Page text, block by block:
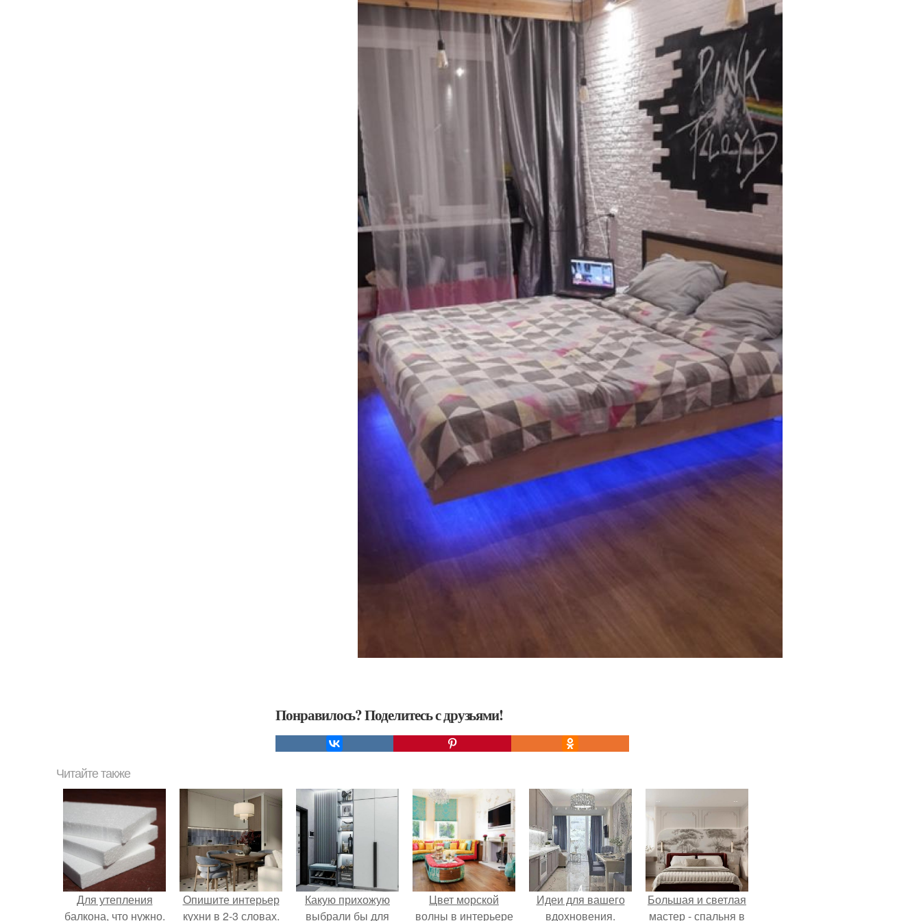
Понравилось? Поделитесь с друзьями!
Читайте также
Для утепления
балкона, что нужно.
Опишите интерьер
кухни в 2-3 словах.
Какую прихожую
выбрали бы для
Цвет морской
волны в интерьере
Идеи для вашего
вдохновения.
Большая и светлая
мастер - спальня в